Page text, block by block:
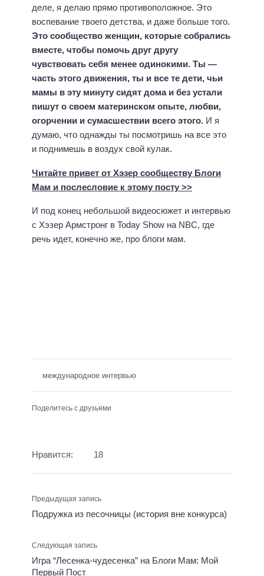
деле, я делаю прямо противоположное. Это
воспевание твоего детства, и даже больше того.
Это сообщество женщин, которые собрались
вместе, чтобы помочь друг другу
чувствовать себя менее одинокими. Ты —
часть этого движения, ты и все те дети, чьи
мамы в эту минуту сидят дома и без устали
пишут о своем материнском опыте, любви,
огорчении и сумасшествии всего этого. И я
думаю, что однажды ты посмотришь на все это
и поднимешь в воздух свой кулак.
Читайте привет от Хэзер сообществу Блоги
Мам и послесловие к этому посту >>
И под конец небольшой видеосюжет и интервью
с Хэзер Армстронг в Today Show на NBC, где
речь идет, конечно же, про блоги мам.
международное интервью
Поделитесь с друзьями
Нравится: 18
Предыдущая запись
Подружка из песочницы (история вне конкурса)
Следующая запись
Игра “Лесенка-чудесенка” на Блоги Мам: Мой
Первый Пост